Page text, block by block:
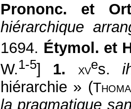
Prononc. et
hiérarchique
1694. Étymol. et
W.1-5] 1. xves.
hiérarchie » (
la pragmatique